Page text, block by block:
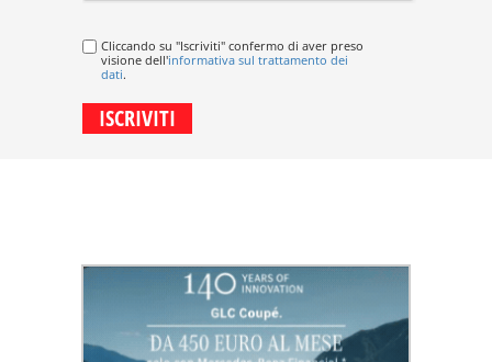
Cliccando su "Iscriviti" confermo di aver preso
visione dell'informativa sul trattamento dei
dati.